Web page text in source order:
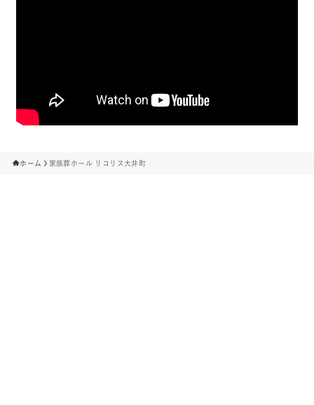
ホーム 家族葬ホール リコリス大井町